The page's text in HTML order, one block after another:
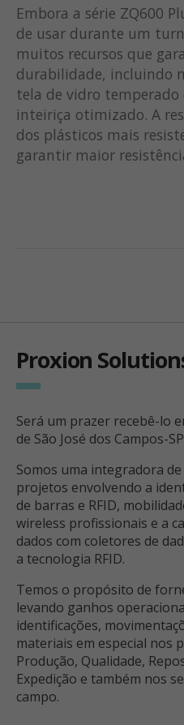
Embora a série ZQ600
de usar durante um
muitos recursos que
durabilidade, incluindo
tela de vidro temperado
inteiriça otimizado. A
dos plásticos mais
garantir maior
Proxion
Será um prazer recebê-lo
de São José dos Campos-
Somos uma integradora
projetos envolvendo a
de barras e RFID,
wireless profissionais e a
dados com coletores de
a tecnologia RFID.
Temos o propósito de
levando ganhos
identificações,
materiais em especial nos
Produção, Qualidade,
Expedição e também nos
campo.